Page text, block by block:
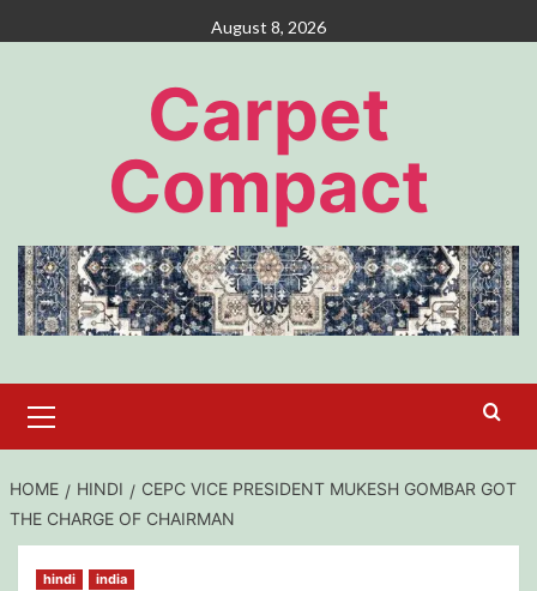
to
August 8, 2026
Carpet
Compact
Menu
HOME HINDI
CEPC VICE PRESIDENT MUKESH GOMBAR GOT
THE CHARGE OF CHAIRMAN
hindi india